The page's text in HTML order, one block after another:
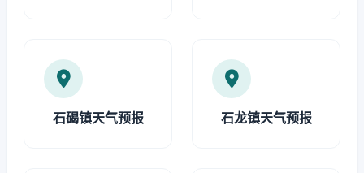
石碣镇天气预报 石龙镇天气预报